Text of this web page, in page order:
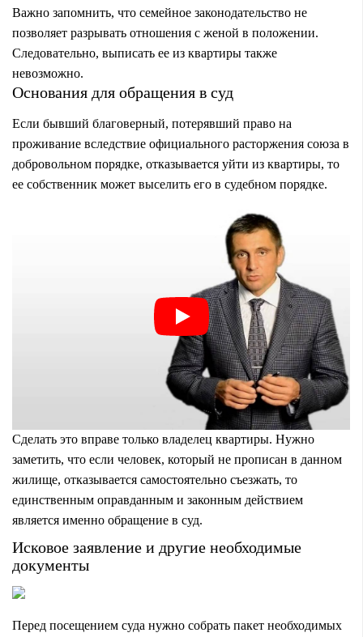
Важно запомнить, что семейное законодательство не
позволяет разрывать отношения с женой в положении.
Следовательно, выписать ее из квартиры также
невозможно.
Основания для обращения в суд
Если бывший благоверный, потерявший право на
проживание вследствие официального расторжения союза в
добровольном порядке, отказывается уйти из квартиры, то
ее собственник может выселить его в судебном порядке.
Сделать это вправе только владелец квартиры. Нужно
заметить, что если человек, который не прописан в данном
жилище, отказывается самостоятельно съезжать, то
единственным оправданным и законным действием
является именно обращение в суд.
Исковое заявление и другие необходимые
документы
Перед посещением суда нужно собрать пакет необходимых